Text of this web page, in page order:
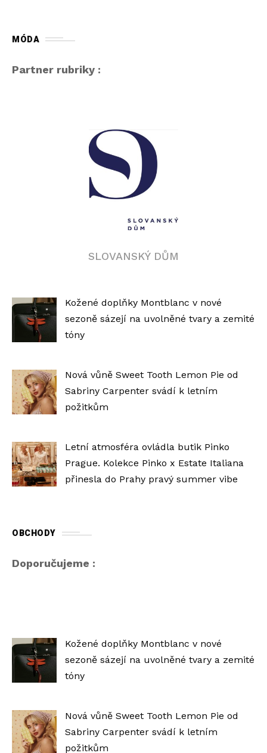
MÓDA
Partner rubriky :
SLOVANSKÝ DŮM
Kožené doplňky Montblanc v nové
sezoně sázejí na uvolněné tvary a zemité
tóny
Nová vůně Sweet Tooth Lemon Pie od
Sabriny Carpenter svádí k letním
požitkům
Letní atmosféra ovládla butik Pinko
Prague. Kolekce Pinko x Estate Italiana
přinesla do Prahy pravý summer vibe
OBCHODY
Doporučujeme :
Kožené doplňky Montblanc v nové
sezoně sázejí na uvolněné tvary a zemité
tóny
Nová vůně Sweet Tooth Lemon Pie od
Sabriny Carpenter svádí k letním
požitkům